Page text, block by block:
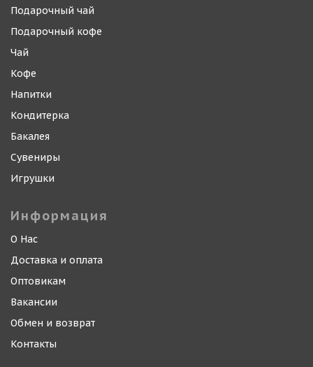
Подарочный чай
Подарочный кофе
Чай
Кофе
Напитки
Кондитерка
Бакалея
Сувениры
Игрушки
Информация
О Нас
Доставка и оплата
Оптовикам
Вакансии
Обмен и возврат
Контакты